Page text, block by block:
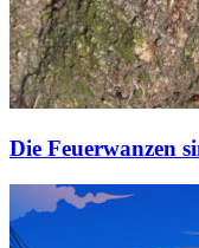
Die Feuerwanzen